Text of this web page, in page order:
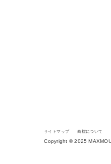
サイトマップ 商標について
Copyright © 2025